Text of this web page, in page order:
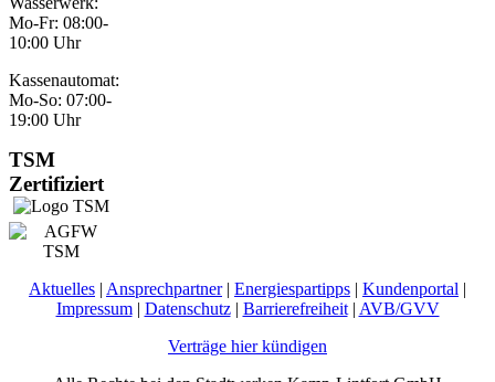
Mo-Fr: 08:00-
10:00 Uhr
Kassenautomat:
Mo-So: 07:00-
19:00 Uhr
TSM
Zertifiziert
Aktuelles | Ansprechpartner| Energiespartipps | Kundenportal |
Impressum| Datenschutz| Barrierefreiheit| AVB/GVV
Verträge hier kündigen